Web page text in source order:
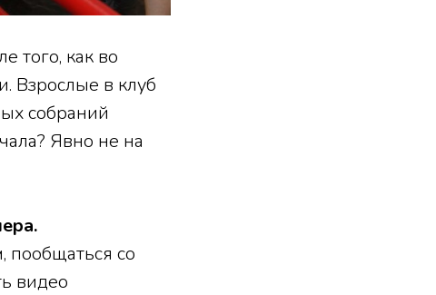
того, как во
Взрослые в клуб
собраний
Явно не на
пообщаться со
видео